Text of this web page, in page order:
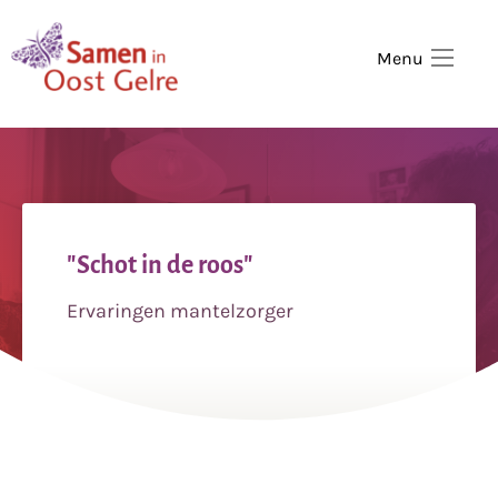
Menu
"Schot in de roos"
Ervaringen mantelzorger